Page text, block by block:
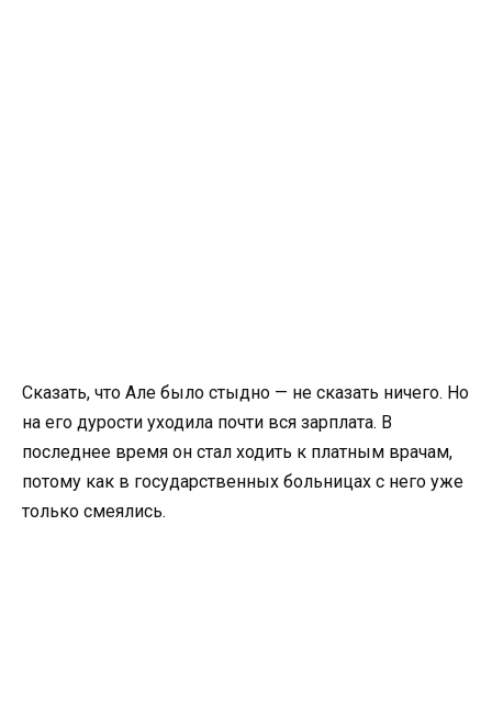
Сказать, что Але было стыдно — не сказать ничего. Но
на его дурости уходила почти вся зарплата. В
последнее время он стал ходить к платным врачам,
потому как в государственных больницах с него уже
только смеялись.